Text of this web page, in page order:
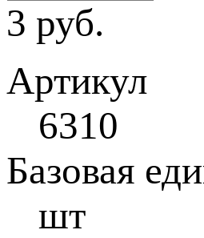
3 руб.
Артикул
6310
Базовая
шт